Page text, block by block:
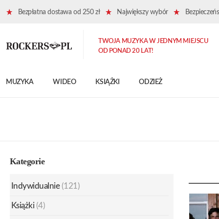
Bezpłatna dostawa od 250 zł Największy wybór
MUZYKA WIDEO KSIĄŻKI ODZIEŻ
TWOJA MUZYKA W JEDNYM MIEJSCU
OD PONAD 20 LAT!
Kategorie
Indywidualnie (121)
Książki (4)